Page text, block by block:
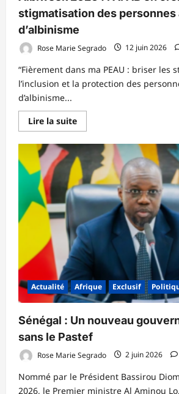
JEUDI
18
JUIN
2026
stigmatisation des
d’albinisme
Rose Marie Segrado 12 juin 2026
“Fièrement dans ma PEAU : briser les
l’inclusion et la protection des
d’albinisme...
Lire la suiteEn
savoir
sur
Albiweek
2026
l’AFAB
en
croisade
contre
stigmatisation
des
personnes
atteintes
d’albinisme
Actualité Afrique Exclusif
Sénégal : Un nouveau
sans le Pastef
Rose Marie Segrado 2 juin 2026
Nommé par le Président Bassirou
2026, le Premier ministre Al Aminou